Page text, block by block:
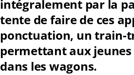
intégralement par la
tente de faire de ces
ponctuation, un train-
permettant aux
dans les wagons.